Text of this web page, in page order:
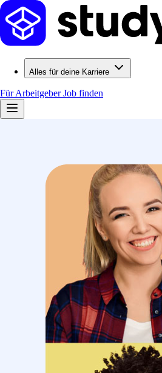
Alles für deine Karriere
Für ArbeitgeberJob finden